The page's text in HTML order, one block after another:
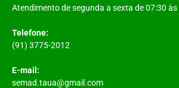
Atendimento de segunda a sexta de 07:30 às
Telefone:
(91) 3775-2012
E-mail:
semad.taua@gmail.com